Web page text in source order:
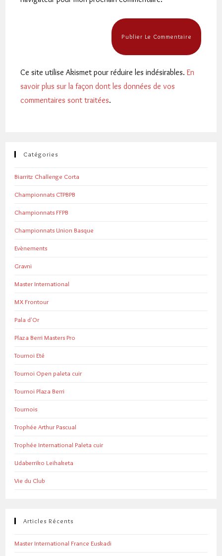
(facultatif)
Ce site utilise Akismet pour réduire les indésirables.En
savoir plus sur la façon dont les données de vos
commentaires sont traitées.
Catégories
Biarritz Challenge Corta
Championnats CTPBPB
Championnats FFPB
Championnats Union Basque
Evènements
Gravni
Master International
MX Frontour
Pala d'Or
Plaza Berri Masters Pro
Tournoi Eté
Tournoi Open paleta cuir
Tournoi Plaza Berri
Tournois
Trophée Arthur Pascual
Trophée International Paleta cuir
Udaberriko Leihaketa
Vie du Club
Articles Récents
Master International France Euskadi